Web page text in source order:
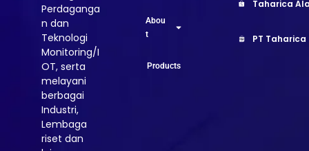
Perdaganga
n dan
Teknologi
Monitoring/I
OT, serta
melayani
berbagai
Industri,
Lembaga
riset dan
Abou
t
Products
Taharica
PT Taharica